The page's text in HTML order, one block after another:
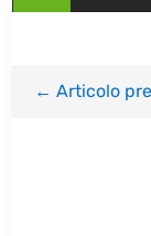
←Articolo